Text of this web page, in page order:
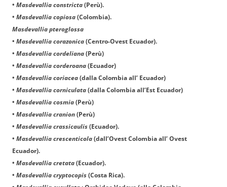
• Masdevallia constricta (Perù).
• Masdevallia copiosa (Colombia).
Masdevallia pteroglossa
• Masdevallia corazonica (Centro-Ovest Ecuador).
• Masdevallia cordeliana (Perù)
• Masdevallia corderoana (Ecuador)
• Masdevallia coriacea (dalla Colombia all’ Ecuador)
• Masdevallia corniculata (dalla Colombia all’Est Ecuador)
• Masdevallia cosmia (Perù)
• Masdevallia cranion (Perù)
• Masdevallia crassicaulis (Ecuador).
• Masdevallia crescenticola (dall’Ovest Colombia all’ Ovest
Ecuador).
• Masdevallia cretata (Ecuador).
• Masdevallia cryptocopis (Costa Rica).